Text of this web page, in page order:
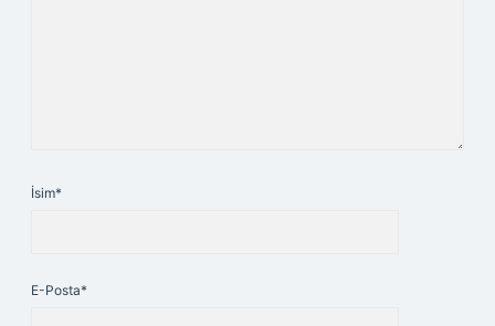
İsim*
E-Posta*